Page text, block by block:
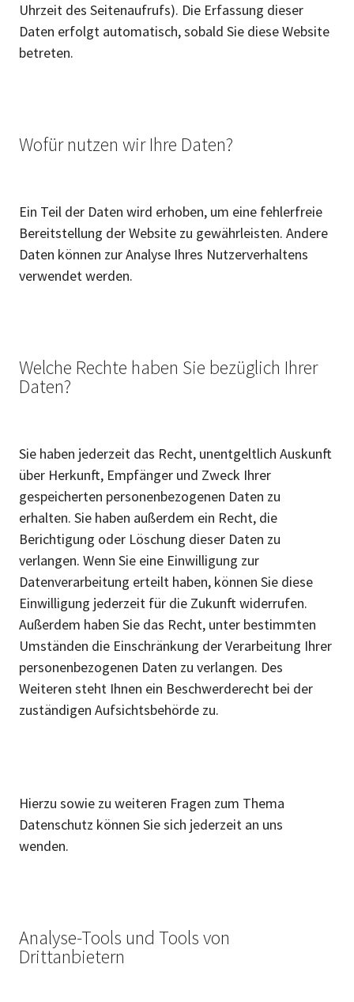
Uhrzeit des Seitenaufrufs). Die Erfassung dieser
Daten erfolgt automatisch, sobald Sie diese Website
betreten.
Wofür nutzen wir Ihre Daten?
Ein Teil der Daten wird erhoben, um eine fehlerfreie
Bereitstellung der Website zu gewährleisten. Andere
Daten können zur Analyse Ihres Nutzerverhaltens
verwendet werden.
Welche Rechte haben Sie bezüglich Ihrer
Daten?
Sie haben jederzeit das Recht, unentgeltlich Auskunft
über Herkunft, Empfänger und Zweck Ihrer
gespeicherten personenbezogenen Daten zu
erhalten. Sie haben außerdem ein Recht, die
Berichtigung oder Löschung dieser Daten zu
verlangen. Wenn Sie eine Einwilligung zur
Datenverarbeitung erteilt haben, können Sie diese
Einwilligung jederzeit für die Zukunft widerrufen.
Außerdem haben Sie das Recht, unter bestimmten
Umständen die Einschränkung der Verarbeitung Ihrer
personenbezogenen Daten zu verlangen. Des
Weiteren steht Ihnen ein Beschwerderecht bei der
zuständigen Aufsichtsbehörde zu.
Hierzu sowie zu weiteren Fragen zum Thema
Datenschutz können Sie sich jederzeit an uns
wenden.
Analyse-Tools und Tools von
Drittanbietern